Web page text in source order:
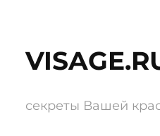
содержимому
секреты Вашей